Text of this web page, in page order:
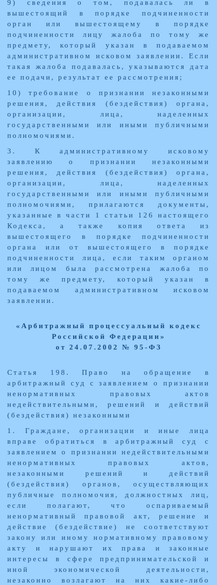
9) сведения о том, подавалась ли в
вышестоящий в порядке подчиненности
орган или вышестоящему в порядке
подчиненности лицу жалоба по тому же
предмету, который указан в подаваемом
административном исковом заявлении. Если
такая жалоба подавалась, указываются дата
ее подачи, результат ее рассмотрения;
10) требование о признании незаконными
решения, действия (бездействия) органа,
организации, лица, наделенных
государственными или иными публичными
полномочиями.
3. К административному исковому
заявлению о признании незаконными
решения, действия (бездействия) органа,
организации, лица, наделенных
государственными или иными публичными
полномочиями, прилагаются документы,
указанные в части 1 статьи 126 настоящего
Кодекса, а также копия ответа из
вышестоящего в порядке подчиненности
органа или от вышестоящего в порядке
подчиненности лица, если таким органом
или лицом была рассмотрена жалоба по
тому же предмету, который указан в
подаваемом административном исковом
заявлении.
«Арбитражный процессуальный кодекс
Российской Федерации»
от 24.07.2002 № 95-ФЗ
Статья 198. Право на обращение в
арбитражный суд с заявлением о признании
ненормативных правовых актов
недействительными, решений и действий
(бездействия) незаконными
1. Граждане, организации и иные лица
вправе обратиться в арбитражный суд с
заявлением о признании недействительными
ненормативных правовых актов,
незаконными решений и действий
(бездействия) органов, осуществляющих
публичные полномочия, должностных лиц,
если полагают, что оспариваемый
ненормативный правовой акт, решение и
действие (бездействие) не соответствуют
закону или иному нормативному правовому
акту и нарушают их права и законные
интересы в сфере предпринимательской и
иной экономической деятельности,
незаконно возлагают на них какие-либо